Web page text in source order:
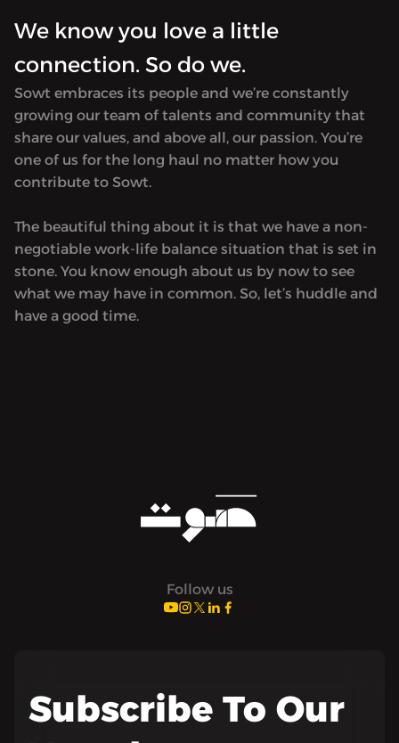
We know you love a little
connection. So do we.
Sowt embraces its people and we’re constantly
growing our team of talents and community that
share our values, and above all, our passion. You’re
one of us for the long haul no matter how you
contribute to Sowt.
The beautiful thing about it is that we have a non-
negotiable work-life balance situation that is set in
stone. You know enough about us by now to see
what we may have in common. So, let’s huddle and
have a good time.
Follow us
Subscribe To Our